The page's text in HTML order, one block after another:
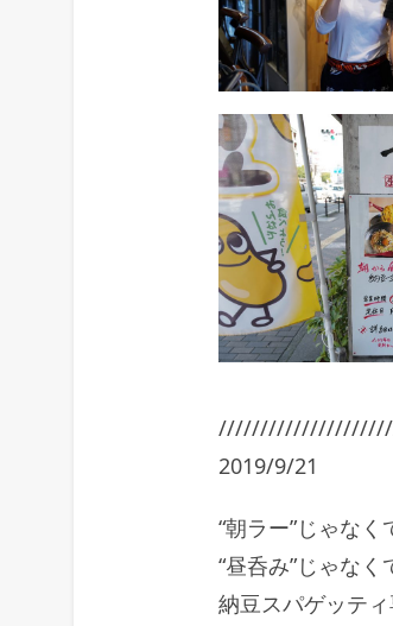
2019/9/21
“朝ラー”じゃなく
“昼呑み”じゃなく
納豆スパゲッテ